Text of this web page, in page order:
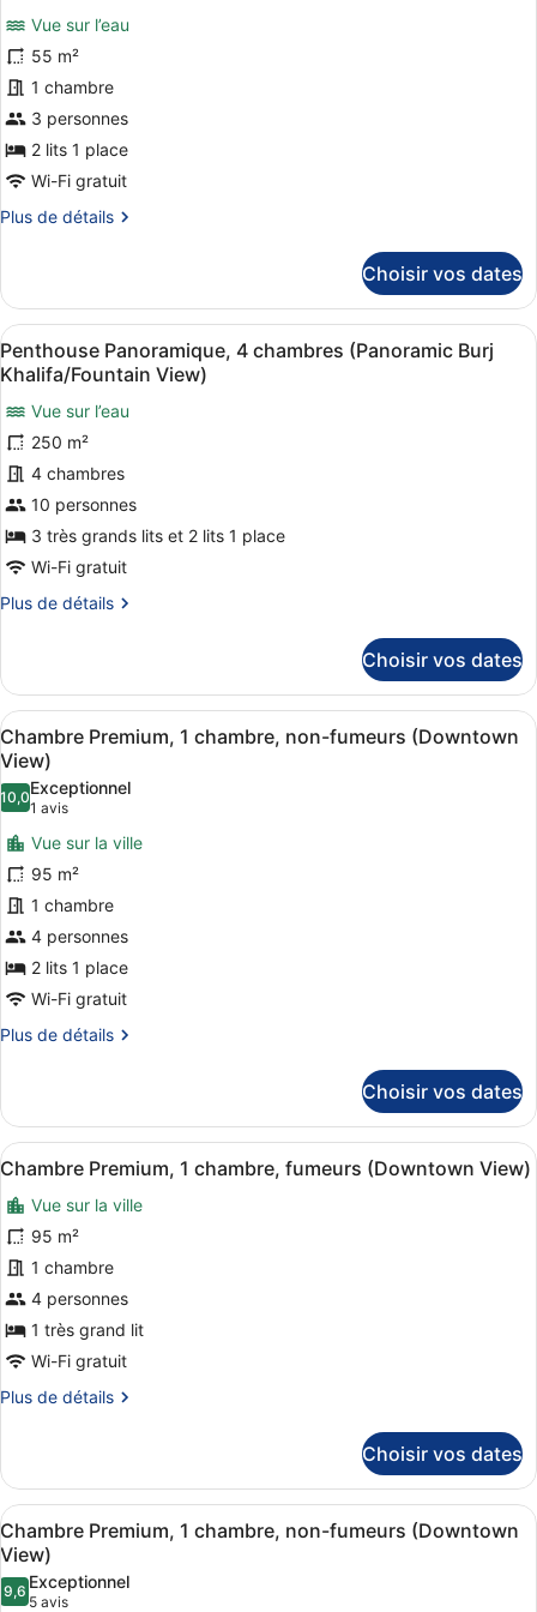
King
Bed
pour
ce
type
de
chambre :
Studio
Premium,
2
place,
non-
fumeurs
(Burj
Khalifa/Fountain
View)
Vue sur l’eau
55 m²
1 chambre
3 personnes
2 lits 1 place
Wi-Fi gratuit
Plus de détails
Plus
le
type
de
chambre
Studio
Premium,
lits
une
place,
non-
fumeurs
(Burj
Khalifa/Fountain
View)
Choisir vos dates
Afficher
toutes
les
photos
pour
ce
type
de
chambre :
Penthouse
Panoramique,
(Panoramic
Burj
Khalifa/Fountain
View)
Un balcon avec une table et des
9
Penthouse Panoramique, 4 chambres (Panoramic Burj
Khalifa/Fountain View)
Vue sur l’eau
250 m²
4 chambres
10 personnes
3 très grands lits et 2 lits 1 place
Wi-Fi gratuit
Plus de détails
Plus
le
type
de
chambre
Penthouse
Panoramique,
4
chambres
(Panoramic
Burj
Khalifa/Fountain
View)
Choisir vos dates
Afficher
toutes
les
photos
pour
ce
type
de
chambre :
Chambre
Premium,
1
fumeurs
(Downtown
View)
Une chambre d’hôtel avec un
3
Chambre Premium, 1 chambre, non-fumeurs (Downtown
View)
10,010,0 sur 10
Exceptionnel
1 avis
(1 avis)
Vue sur la ville
95 m²
1 chambre
4 personnes
2 lits 1 place
Wi-Fi gratuit
Plus de détails
Plus
le
type
de
Chambre
Premium,
chambre,
non-
fumeurs
(Downtown
View)
Choisir vos dates
Afficher
toutes
les
photos
pour
ce
type
de
chambre :
Chambre
chambre,
fumeurs
(Downtown
View)
Une chambre d’hôtel avec un
3
Chambre Premium, 1 chambre, fumeurs (Downtown View)
Vue sur la ville
95 m²
1 chambre
4 personnes
1 très grand lit
Wi-Fi gratuit
Plus de détails
Plus
le
type
de
chambre
Chambre
Premium,
Choisir vos dates
Afficher
toutes
les
photos
Une chambre d’hôtel avec un
3
Chambre Premium, 1 chambre, non-fumeurs (Downtown
View)
9,69,6 sur 10
Exceptionnel
5 avis
(5 avis)